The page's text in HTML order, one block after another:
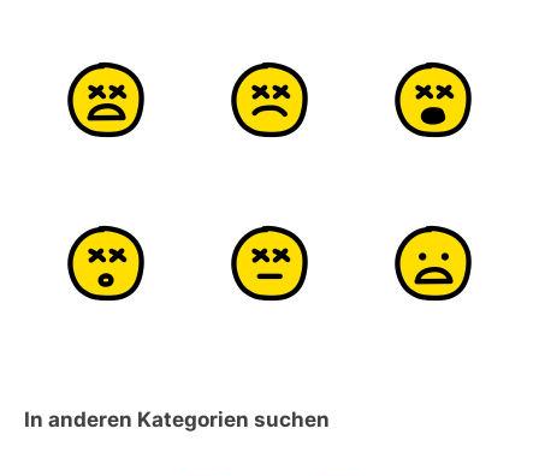
In anderen Kategorien suchen